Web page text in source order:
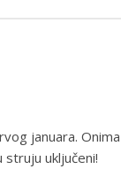
januara. Onima
uključeni!